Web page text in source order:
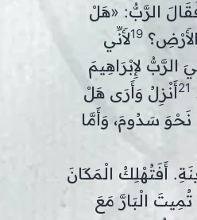
الرَّبُّ: «هَلْ
الأَرْضِ؟19لأَنِّي
الرَّبُّ لإِبْرَاهِيمَ
21أَنْزِلُ وَأَرَى هَلْ
سَدُومَ، وَأَمَّا
أَفَتُهْلِكُ الْمَكَانَ
الْبَارَّ مَعَ